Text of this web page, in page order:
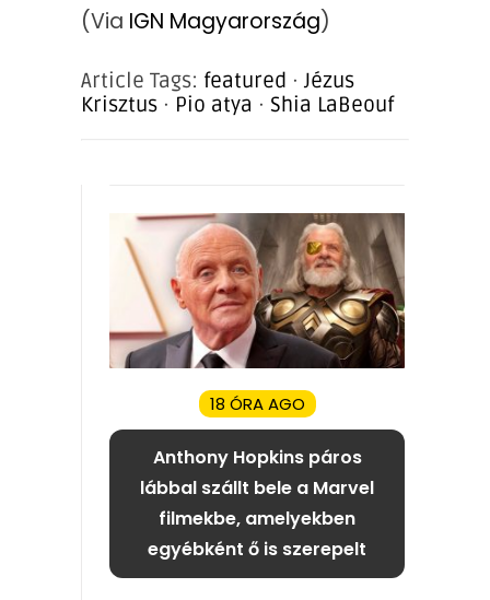
(Via IGN Magyarország)
Article Tags: featured · Jézus
Krisztus · Pio atya · Shia LaBeouf
18 ÓRA AGO
Anthony Hopkins páros
lábbal szállt bele a Marvel
filmekbe, amelyekben
egyébként ő is szerepelt